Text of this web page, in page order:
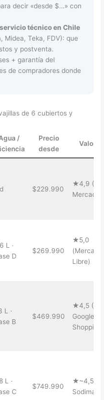
decir «desde $…» con
técnico en Chile
Midea, Teka, FDV): que
y postventa.
+ garantía del
de compradores donde
de 6 cubiertos y
/
Precio
desde
$229.990
★4,9
Mercado
L ·
D
$269.990
★5,0
(Mercado
Libre)
L ·
B
$469.990
★4,5 (48,
Google
Shopping)
L ·
C
$749.990
★~4,5
Sodimac/